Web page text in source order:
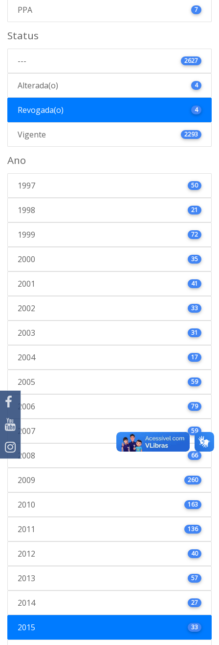
PPA 7
Status
--- 2627
Alterada(o) 4
Revogada(o) 4
Vigente 2293
Ano
1997 50
1998 21
1999 72
2000 35
2001 41
2002 33
2003 31
2004 17
2005 59
2006 79
2007 59
2008 66
2009 260
2010 163
2011 136
2012 40
2013 57
2014 27
2015 33